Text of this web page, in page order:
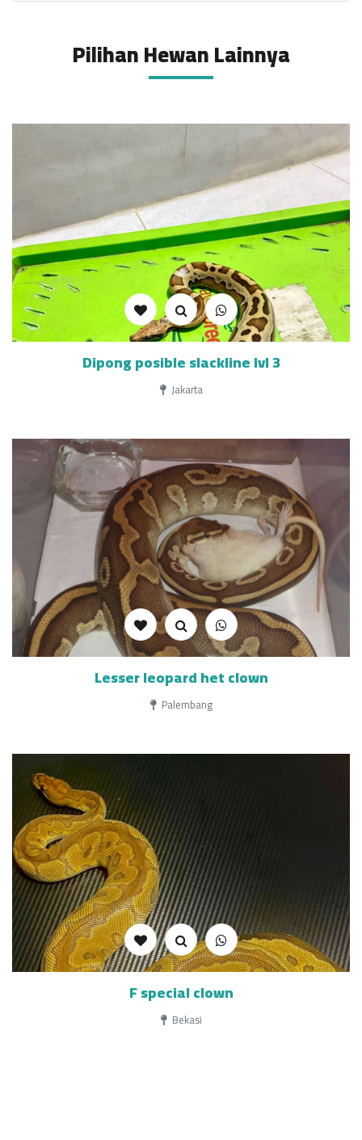
Pilihan Hewan Lainnya
Dipong posible slackline lvl 3
Jakarta
Lesser leopard het clown
Palembang
F special clown
Bekasi